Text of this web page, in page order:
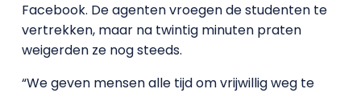
Facebook. De agenten vroegen de studenten te
vertrekken, maar na twintig minuten praten
weigerden ze nog steeds.
“We geven mensen alle tijd om vrijwillig weg te